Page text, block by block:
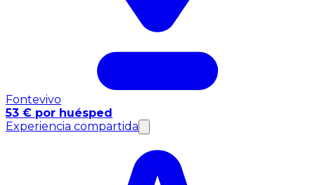
Fontevivo
53 € por huésped
Experiencia compartida